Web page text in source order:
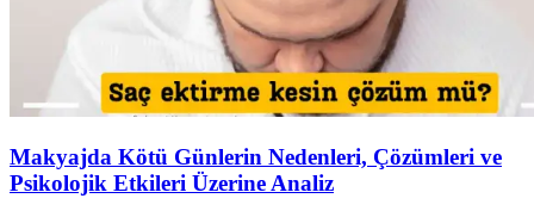
Makyajda Kötü Günlerin Nedenleri, Çözümleri ve
Psikolojik Etkileri Üzerine Analiz